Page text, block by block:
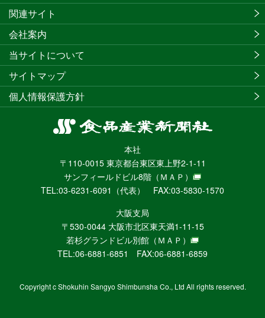
食
産
業
新
聞
社
ニ
ュ
ー
WEB
本社
〒110-0015 東京都台東区東上野2-1-11
サンフィールドビル8階 （ＭＡＰ）
TEL:03-6231-6091（代表） FAX:03-5830-1570
大阪支局
〒530-0044 大阪市北区東天満1-11-15
若杉グランドビル別館 （ＭＡＰ）
TEL:06-6881-6851 FAX:06-6881-6859
関連サイト
会社案内
当サイトについて
サイトマップ
個人情報保護方針
Copyright c Shokuhin Sangyo Shimbunsha Co., Ltd All rights reserved.